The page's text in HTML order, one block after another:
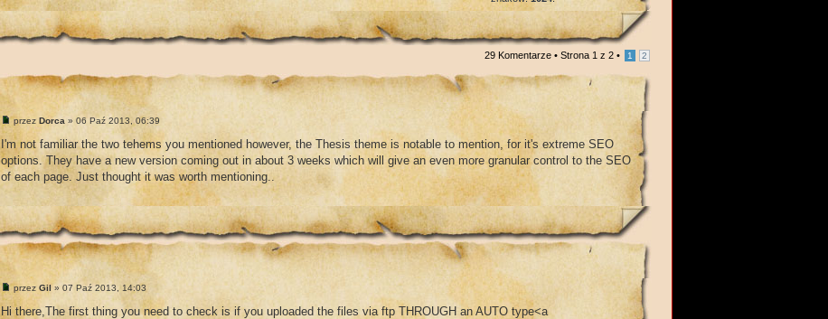
29 Komentarze • Strona 1 z 2• 1 2
przezDorca » 06 Paź 2013, 06:39
I'm not familiar the two tehems you mentioned however, the Thesis theme is notable to mention, for it's extreme SEO
options. They have a new version coming out in about 3 weeks which will give an even more granular control to the SEO
of each page. Just thought it was worth mentioning..
przezGil» 07 Paź 2013, 14:03
Hi there,The first thing you need to check is if you uploaded the files via ftp THROUGH an AUTO type<a